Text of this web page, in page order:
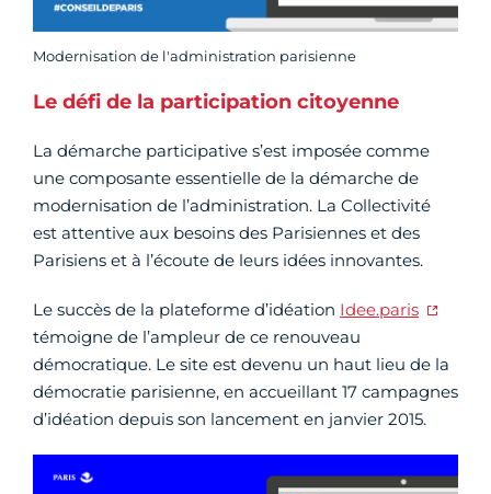
Modernisation de l'administration parisienne
Le défi de la participation citoyenne
La démarche participative s’est imposée comme
une composante essentielle de la démarche de
modernisation de l’administration. La Collectivité
est attentive aux besoins des Parisiennes et des
Parisiens et à l’écoute de leurs idées innovantes.
Le succès de la plateforme d’idéation Idee.paris
témoigne de l’ampleur de ce renouveau
démocratique. Le site est devenu un haut lieu de la
démocratie parisienne, en accueillant 17 campagnes
d’idéation depuis son lancement en janvier 2015.